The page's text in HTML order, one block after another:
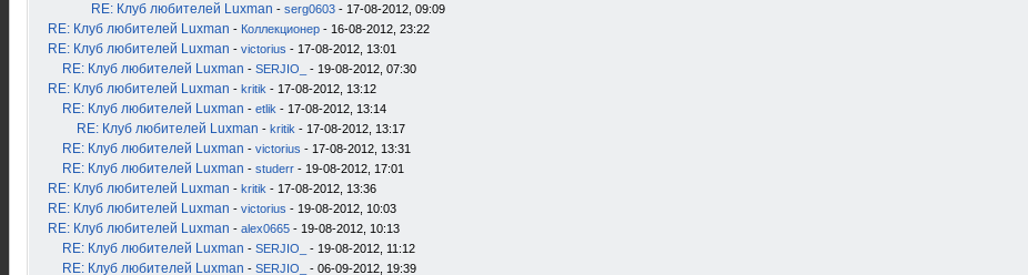
RE: Клуб любителей Luxman - serg0603 - 17-08-2012, 09:09
RE: Клуб любителей Luxman - Коллекционер - 16-08-2012, 23:22
RE: Клуб любителей Luxman - victorius - 17-08-2012, 13:01
RE: Клуб любителей Luxman - SERJIO_ - 19-08-2012, 07:30
RE: Клуб любителей Luxman - kritik - 17-08-2012, 13:12
RE: Клуб любителей Luxman - etlik - 17-08-2012, 13:14
RE: Клуб любителей Luxman - kritik - 17-08-2012, 13:17
RE: Клуб любителей Luxman - victorius - 17-08-2012, 13:31
RE: Клуб любителей Luxman - studerr - 19-08-2012, 17:01
RE: Клуб любителей Luxman - kritik - 17-08-2012, 13:36
RE: Клуб любителей Luxman - victorius - 19-08-2012, 10:03
RE: Клуб любителей Luxman - alex0665 - 19-08-2012, 10:13
RE: Клуб любителей Luxman - SERJIO_ - 19-08-2012, 11:12
RE: Клуб любителей Luxman - SERJIO_ - 06-09-2012, 19:39